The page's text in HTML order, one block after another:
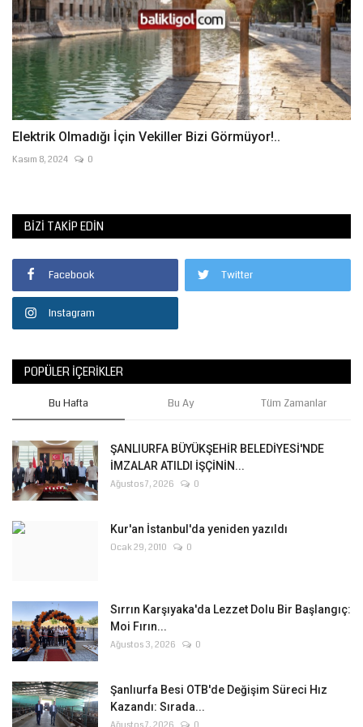
Elektrik Olmadığı İçin Vekiller Bizi Görmüyor!..
Kasım 8, 2024 0
BIZI TAKIP EDIN
Facebook Twitter
Instagram
POPÜLER İÇERIKLER
Bu Hafta Bu Ay Tüm Zamanlar
ŞANLIURFA BÜYÜKŞEHİR BELEDİYESİ'NDE
İMZALAR ATILDI İŞÇİNİN...
Ağustos 7, 2026 0
Kur'an İstanbul'da yeniden yazıldı
Ocak 29, 2010 0
Sırrın Karşıyaka'da Lezzet Dolu Bir Başlangıç:
Moi Fırın...
Ağustos 3, 2026 0
Şanlıurfa Besi OTB'de Değişim Süreci Hız
Kazandı: Sırada...